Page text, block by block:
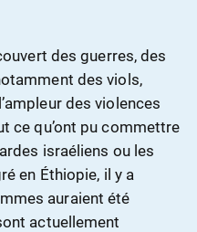
des guerres, des
des viols,
des violences
ce qu’ont pu commettre
israéliens ou les
en Éthiopie, il y a
auraient été
actuellement